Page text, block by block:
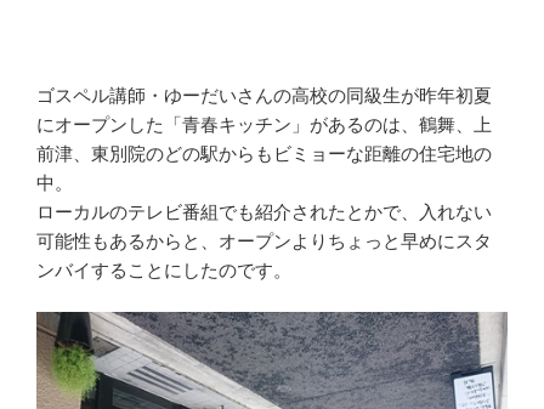
ゴスペル講師・ゆーだいさんの高校の同級生が昨年初夏
にオープンした「青春キッチン」があるのは、鶴舞、上
前津、東別院のどの駅からもビミョーな距離の住宅地の
中。
ローカルのテレビ番組でも紹介されたとかで、入れない
可能性もあるからと、オープンよりちょっと早めにスタ
ンバイすることにしたのです。